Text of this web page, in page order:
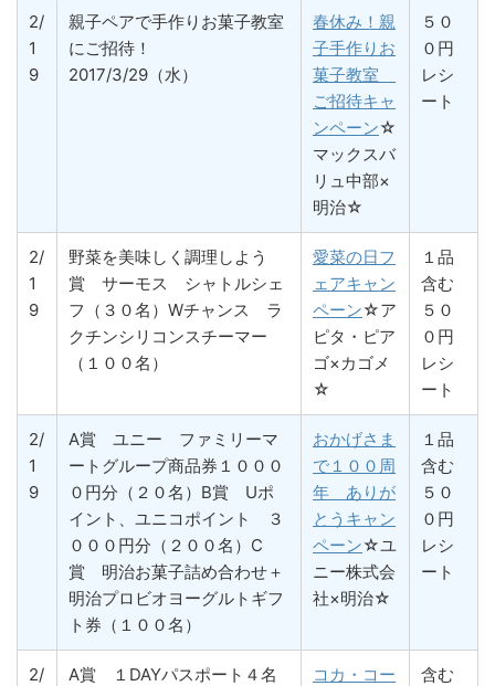
2/
1
9
親子ペアで手作りお菓子教室
にご招待！
2017/3/29（水）
春休み！親
子手作りお
菓子教室
ご招待キャ
ンペーン☆
マックスバ
リュ中部×
明治☆
５０
０円
レシ
ート
2/
1
9
野菜を美味しく調理しよう
賞 サーモス シャトルシェ
フ（３０名）Wチャンス ラ
クチンシリコンスチーマー
（１００名）
愛菜の日フ
ェアキャン
ペーン☆ア
ピタ・ピア
ゴ×カゴメ
☆
１品
含む
５０
０円
レシ
ート
2/
1
9
A賞 ユニー ファミリーマ
ートグループ商品券１０００
０円分（２０名）B賞 Uポ
イント、ユニコポイント ３
０００円分（２００名）C
賞 明治お菓子詰め合わせ＋
明治プロビオヨーグルトギフ
ト券（１００名）
おかげさま
で１００周
年 ありが
とうキャン
ペーン☆ユ
ニー株式会
社×明治☆
１品
含む
５０
０円
レシ
ート
2/
A賞 １DAYパスポート４名
コカ・コー
含む